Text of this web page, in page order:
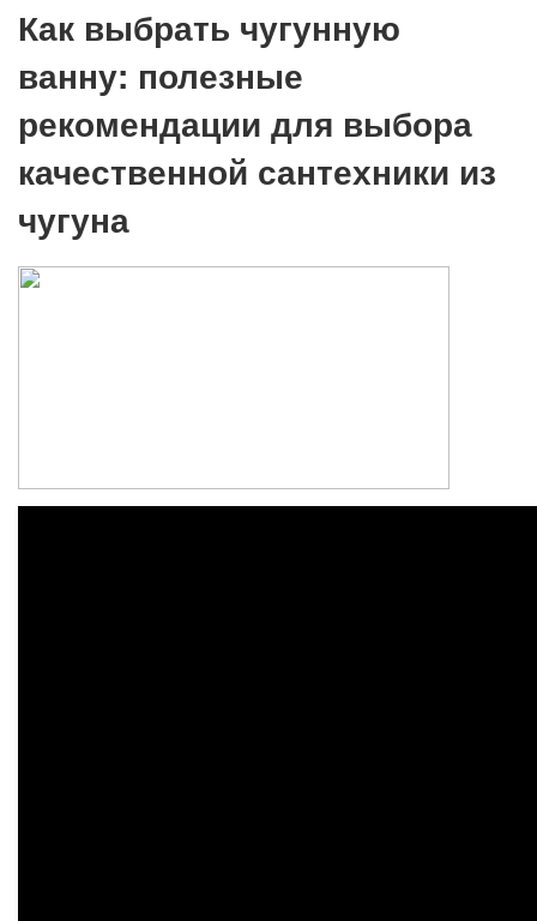
Как выбрать чугунную
ванну: полезные
рекомендации для выбора
качественной сантехники из
чугуна